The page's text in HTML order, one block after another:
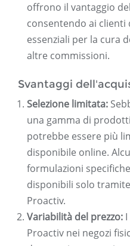
offrono il vantaggio
consentendo ai
essenziali per la cura
altre commissioni.
Svantaggi
Selezione limitata:
una gamma di
potrebbe essere più
disponibile online.
formulazioni
disponibili solo
Proactiv.
Variabilità del prezzo:
Proactiv nei negozi